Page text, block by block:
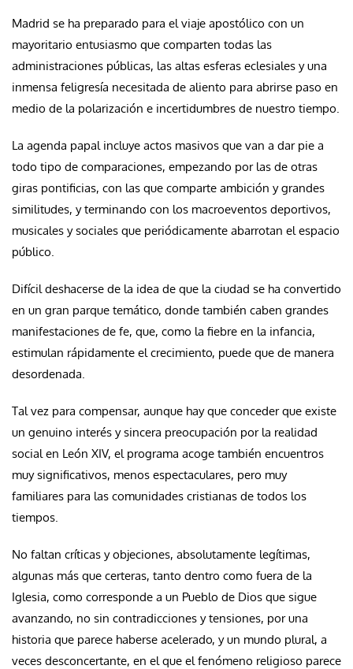
Madrid se ha preparado para el viaje apostólico con un
mayoritario entusiasmo que comparten todas las
administraciones públicas, las altas esferas eclesiales y una
inmensa feligresía necesitada de aliento para abrirse paso en
medio de la polarización e incertidumbres de nuestro tiempo.
La agenda papal incluye actos masivos que van a dar pie a
todo tipo de comparaciones, empezando por las de otras
giras pontificias, con las que comparte ambición y grandes
similitudes, y terminando con los macroeventos deportivos,
musicales y sociales que periódicamente abarrotan el espacio
público.
Difícil deshacerse de la idea de que la ciudad se ha convertido
en un gran parque temático, donde también caben grandes
manifestaciones de fe, que, como la fiebre en la infancia,
estimulan rápidamente el crecimiento, puede que de manera
desordenada.
Tal vez para compensar, aunque hay que conceder que existe
un genuino interés y sincera preocupación por la realidad
social en León XIV, el programa acoge también encuentros
muy significativos, menos espectaculares, pero muy
familiares para las comunidades cristianas de todos los
tiempos.
No faltan críticas y objeciones, absolutamente legítimas,
algunas más que certeras, tanto dentro como fuera de la
Iglesia, como corresponde a un Pueblo de Dios que sigue
avanzando, no sin contradicciones y tensiones, por una
historia que parece haberse acelerado, y un mundo plural, a
veces desconcertante, en el que el fenómeno religioso parece